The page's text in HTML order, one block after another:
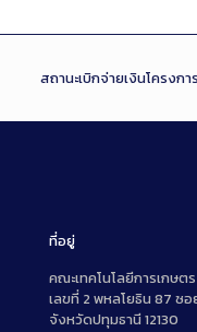
สถานะเบิกจ่ายเงินโครงก
ที่อยู่
คณะเทคโนโลยีการเกษ
เลขที่ 2 พหลโยธิน 87 ซ
จังหวัดปทุมธานี 12130